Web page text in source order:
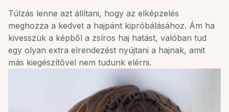
Túlzás lenne azt állítani, hogy az elképzelés
meghozza a kedvet a hajpánt kipróbálásához. Ám ha
kivesszük a képből a zsíros haj hatást, valóban tud
egy olyan extra elrendezést nyújtani a hajnak, amit
más kiegészítővel nem tudunk elérni.